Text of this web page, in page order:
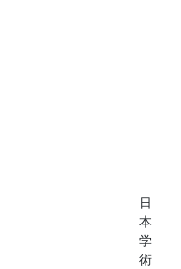
日
本
学
術